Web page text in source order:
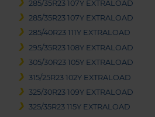
285/35R23 107Y EXTRALOAD
285/35R23 107Y EXTRALOAD
285/40R23 111Y EXTRALOAD
295/35R23 108Y EXTRALOAD
305/30R23 105Y EXTRALOAD
315/25R23 102Y EXTRALOAD
325/30R23 109Y EXTRALOAD
325/35R23 115Y EXTRALOAD